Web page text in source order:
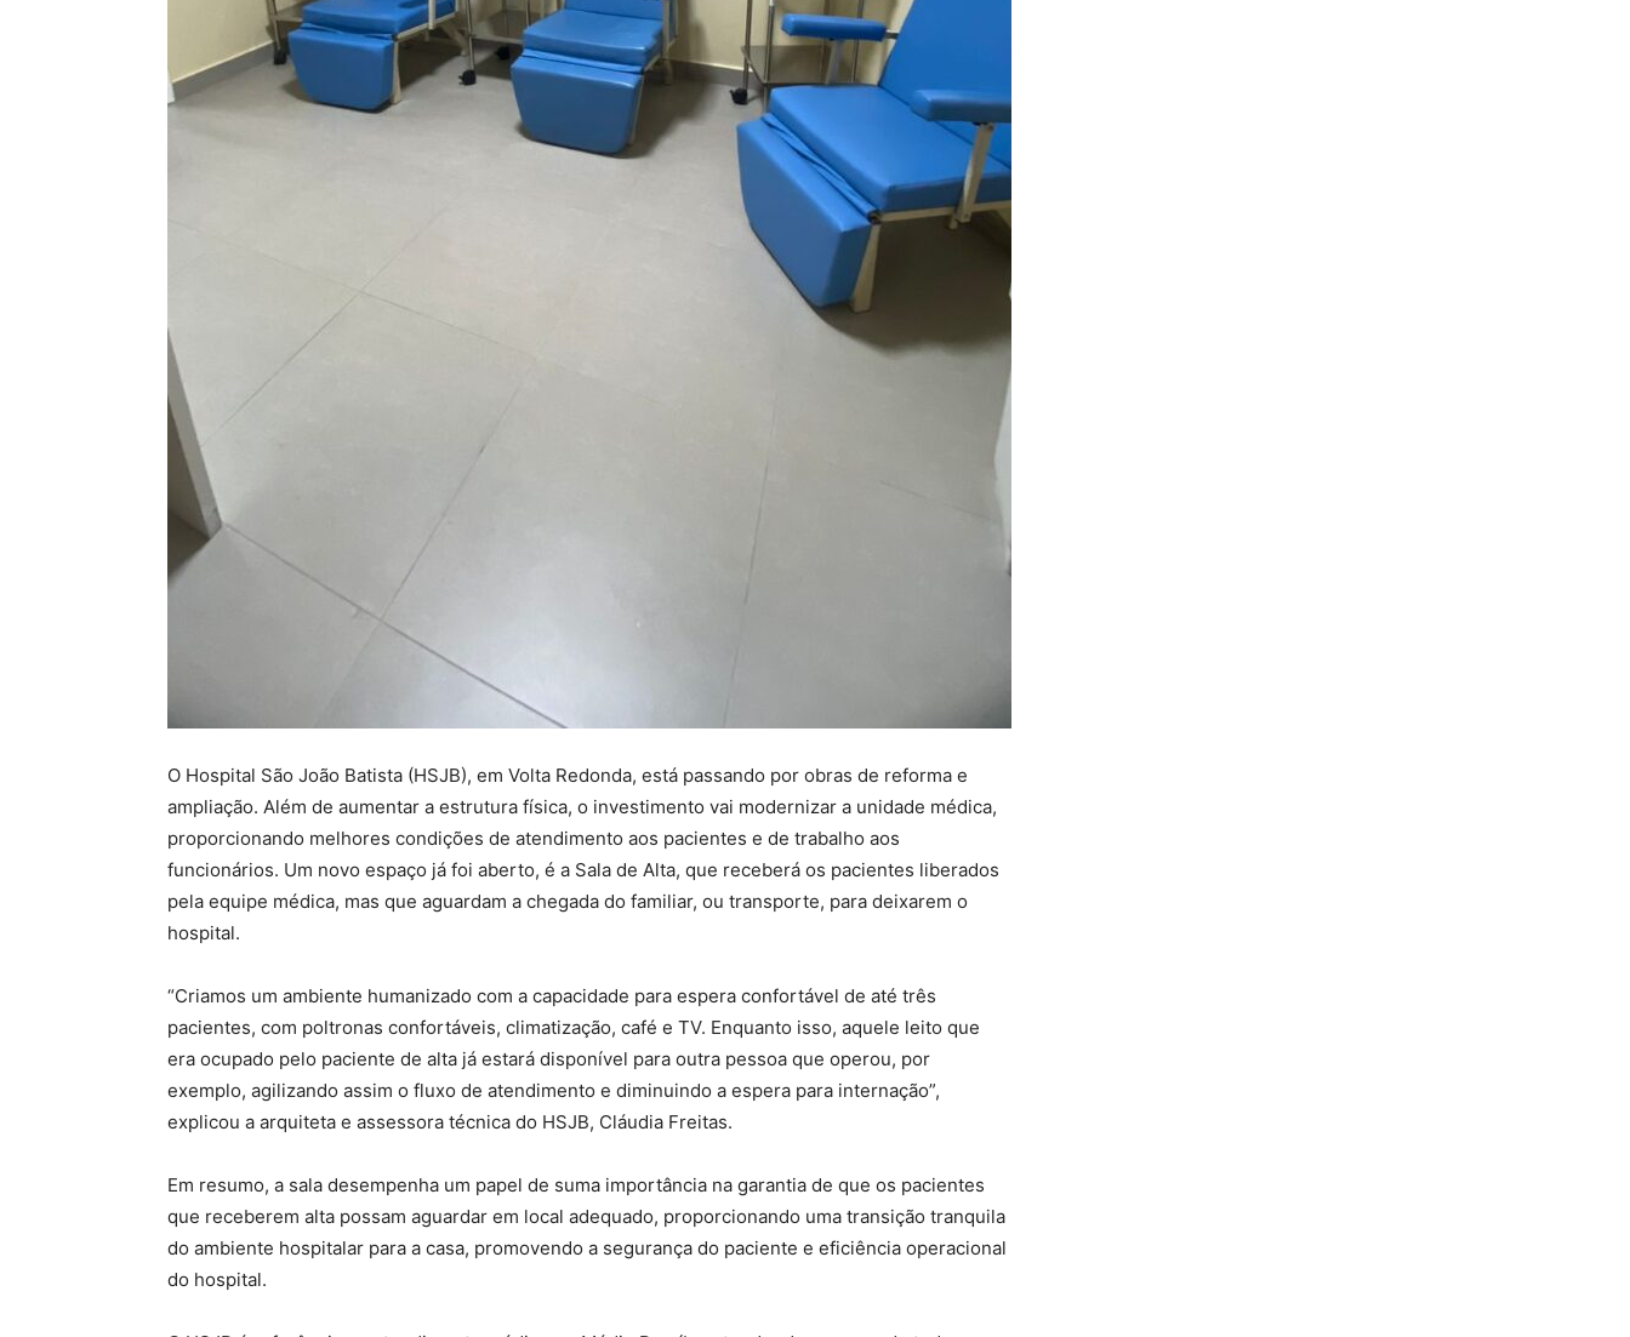
O Hospital São João Batista (HSJB), em Volta Redonda, está passando por obras de reforma e
ampliação. Além de aumentar a estrutura física, o investimento vai modernizar a unidade médica,
proporcionando melhores condições de atendimento aos pacientes e de trabalho aos
funcionários. Um novo espaço já foi aberto, é a Sala de Alta, que receberá os pacientes liberados
pela equipe médica, mas que aguardam a chegada do familiar, ou transporte, para deixarem o
hospital.
“Criamos um ambiente humanizado com a capacidade para espera confortável de até três
pacientes, com poltronas confortáveis, climatização, café e TV. Enquanto isso, aquele leito que
era ocupado pelo paciente de alta já estará disponível para outra pessoa que operou, por
exemplo, agilizando assim o fluxo de atendimento e diminuindo a espera para internação”,
explicou a arquiteta e assessora técnica do HSJB, Cláudia Freitas.
Em resumo, a sala desempenha um papel de suma importância na garantia de que os pacientes
que receberem alta possam aguardar em local adequado, proporcionando uma transição tranquila
do ambiente hospitalar para a casa, promovendo a segurança do paciente e eficiência operacional
do hospital.